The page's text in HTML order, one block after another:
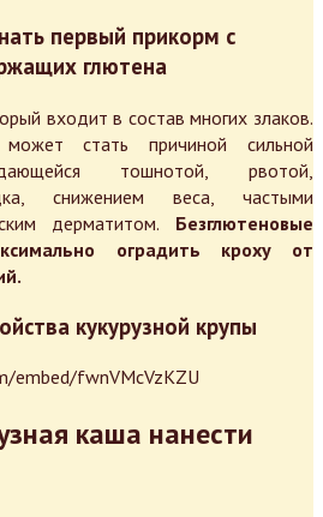
первый прикорм с
глютена
входит в состав многих злаков.
может стать причиной сильной
тошнотой, рвотой,
снижением веса, частыми
дерматитом. Безглютеновые
оградить кроху от
кукурузной крупы
embed/fwnVMcVzKZU
каша нанести